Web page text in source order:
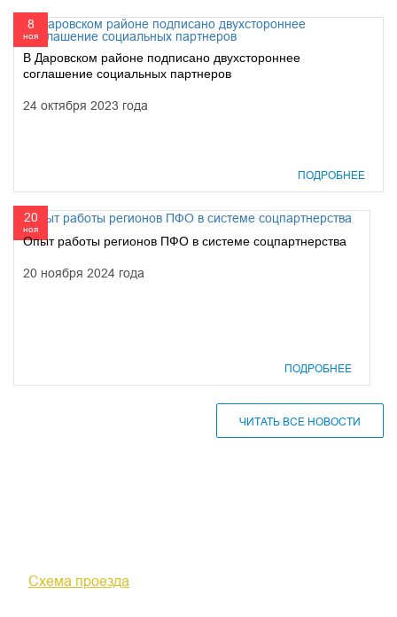
8
ноя
В Даровском районе подписано двухстороннее
соглашение социальных партнеров
24 октября 2023 года
ПОДРОБНЕЕ
20
ноя
Опыт работы регионов ПФО в системе соцпартнерства
20 ноября 2024 года
ПОДРОБНЕЕ
ЧИТАТЬ ВСЕ НОВОСТИ
Схема проезда